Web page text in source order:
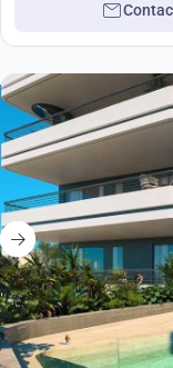
€400 000